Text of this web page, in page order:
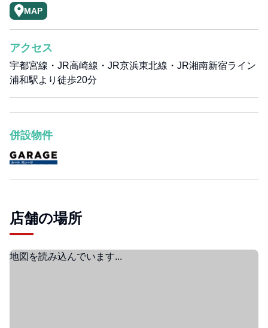
MAP
アクセス
宇都宮線・JR高崎線・JR京浜東北線・JR湘南新宿ライン
浦和駅より徒歩20分
併設物件
店舗の場所
地図を読み込んでいます...